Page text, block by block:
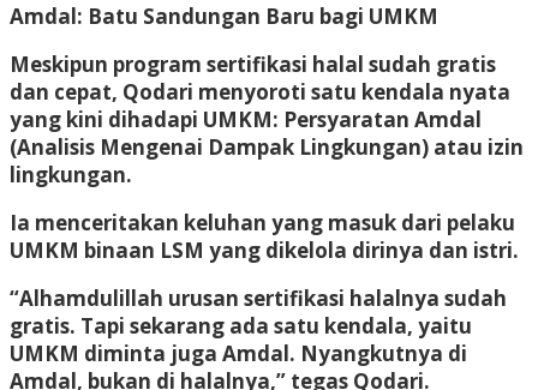
Amdal: Batu Sandungan Baru bagi UMKM
Meskipun program sertifikasi halal sudah gratis
dan cepat, Qodari menyoroti satu kendala nyata
yang kini dihadapi UMKM: Persyaratan Amdal
(Analisis Mengenai Dampak Lingkungan) atau izin
lingkungan.
Ia menceritakan keluhan yang masuk dari pelaku
UMKM binaan LSM yang dikelola dirinya dan istri.
“Alhamdulillah urusan sertifikasi halalnya sudah
gratis. Tapi sekarang ada satu kendala, yaitu
UMKM diminta juga Amdal. Nyangkutnya di
Amdal, bukan di halalnya,” tegas Qodari.